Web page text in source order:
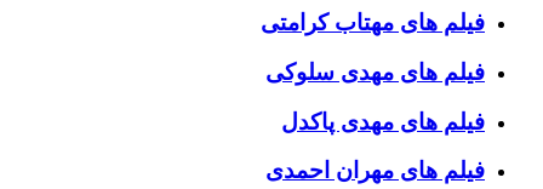
فیلم های مهتاب کرامتی
فیلم های مهدی سلوکی
فیلم های مهدی پاکدل
فیلم های مهران احمدی